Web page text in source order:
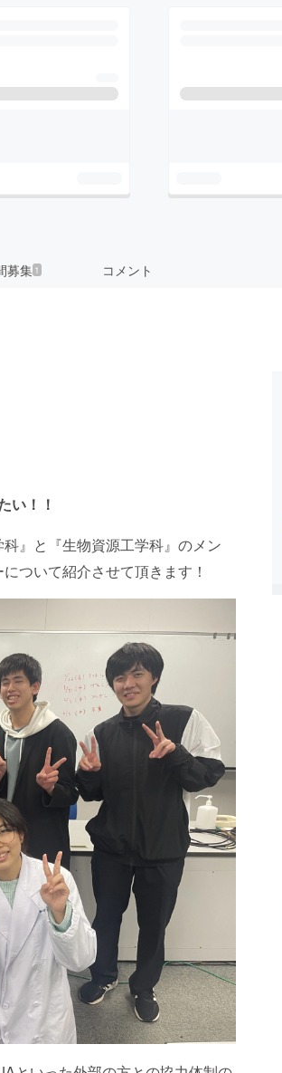
募集 1 コメント
い！！
』と『生物資源工学科』のメン
ついて紹介させて頂きます！